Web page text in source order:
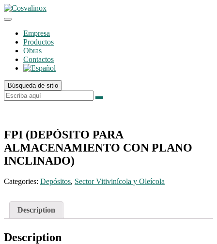
Empresa
Productos
Obras
Contactos
Búsqueda de sitio
FPI (DEPÓSITO PARA
ALMACENAMIENTO CON PLANO
INCLINADO)
Categories: Depósitos, Sector Vitivinícola y Oleícola
Description
Description